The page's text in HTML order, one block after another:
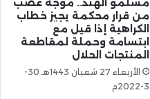
مسلمو الهند.. موجة غضب
من قرار محكمة يجيز خطاب
الكراهية إذا قيل مع
ابتسامة وحملة لمقاطعة
المنتجات الحلال
الأربعاء 27 شعبان 1443هـ 30-
3-2022م